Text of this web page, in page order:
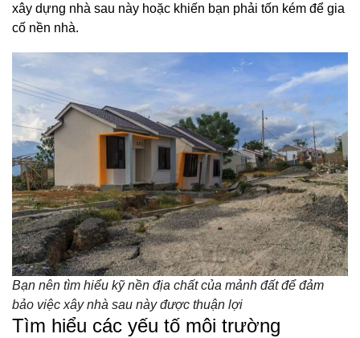
xây dựng nhà sau này hoặc khiến bạn phải tốn kém để gia
cố nền nhà.
Bạn nên tìm hiểu kỹ nền địa chất của mảnh đất để đảm
bảo việc xây nhà sau này được thuận lợi
Tìm hiểu các yếu tố môi trường